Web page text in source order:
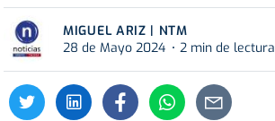
MIGUEL ARIZ | NTM
28 de Mayo 2024
2 min de lectura